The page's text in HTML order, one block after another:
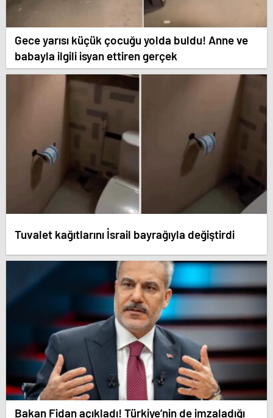
Gece yarısı küçük çocuğu yolda buldu! Anne ve
babayla ilgili isyan ettiren gerçek
Tuvalet kağıtlarını İsrail bayrağıyla değiştirdi
Bakan Fidan açıkladı! Türkiye’nin de imzaladığı